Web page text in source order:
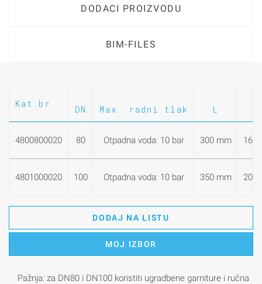
DODACI PROIZVODU
BIM-FILES
Kat.br.
DN Max. radni tlak L
4800800020 80 Otpadna voda: 10 bar 300 mm 163
4801000020 100 Otpadna voda: 10 bar 350 mm 201
DODAJ NA LISTU
MOJ IZBOR
Pažnja: za DN80 i DN100 koristiti ugradbene garniture i ručna